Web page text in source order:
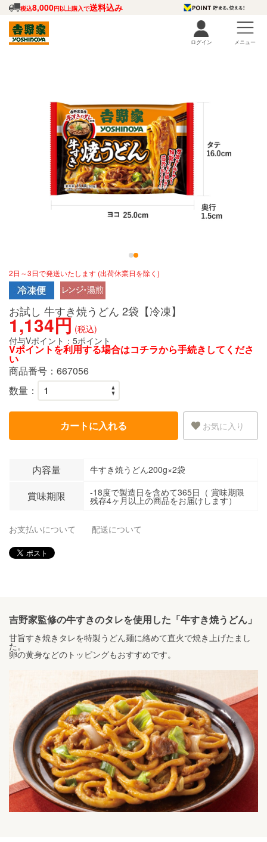
税込8,000円以上購入で送料込み
ログイン メニュー
2日～3日で発送いたします (出荷休業日を除く)
お試し 牛すき焼うどん 2袋【冷凍】
1,134円 (税込)
付与Vポイント： 5ポイント
Vポイントを利用する場合はコチラから手続きしてくださ
い
商品番号： 667056
数量：
カートに入れる お気に入り
内容量 牛すき焼うどん200g×2袋
賞味期限 -18度で製造日を含めて365日（ 賞味期限
残存4ヶ月以上の商品をお届けします）
お支払いについて 配送について
吉野家監修の牛すきのタレを使用した「牛すき焼うどん」
甘旨すき焼きタレを特製うどん麺に絡めて直火で焼き上げたまし
た。
卵の黄身などのトッピングもおすすめです。